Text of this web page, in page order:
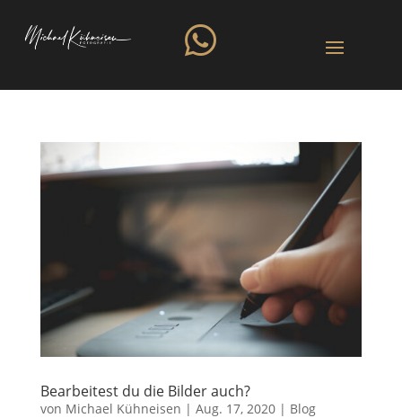

Bearbeitest du die Bilder auch?
von Michael Kühneisen | Aug. 17, 2020| Blog